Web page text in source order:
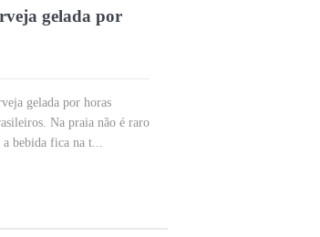
gelada por
gelada por horas
Na praia não é raro
bebida fica na t...